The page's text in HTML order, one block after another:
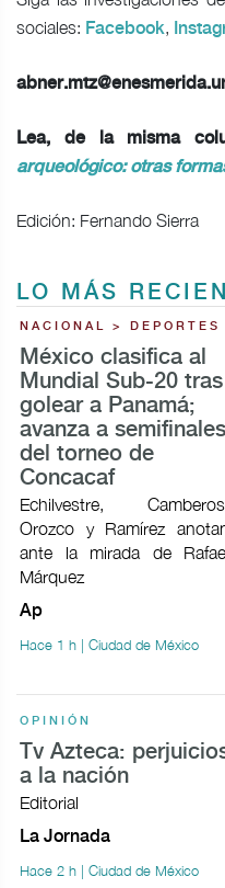
sociales: Facebook,
Lea, de la misma
arqueológico: otras
Edición: Fernando Sierra
LO MÁS
NACIONAL > DEPORTES
México clasifica al
Mundial Sub-20 tras
golear a Panamá;
avanza a semifinales
del torneo de
Concacaf
Echilvestre,
Orozco y Ramírez
ante la mirada de
Márquez
Ap
Hace 1 h | Ciudad de México
OPINIÓN
Tv Azteca:
a la nación
Editorial
La Jornada
Hace 2 h | Ciudad de México